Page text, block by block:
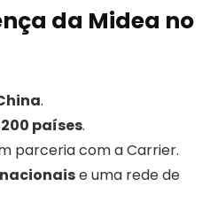
da Midea no
.
países.
parceria com a Carrier.
e uma rede de